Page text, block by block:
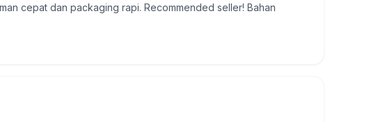
cepat dan packaging rapi. Recommended seller! Bahan